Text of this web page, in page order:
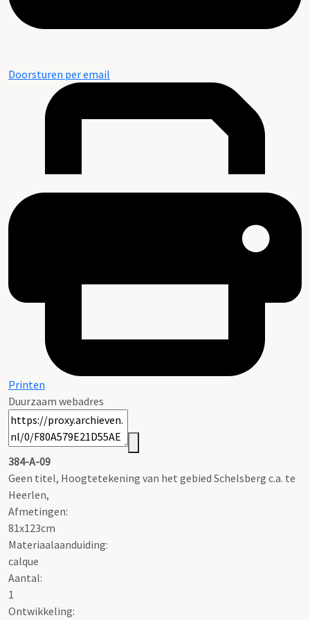
Doorsturen per email
Printen
Duurzaam webadres
384-A-09
Geen titel, Hoogtetekening van het gebied Schelsberg c.a. te
Heerlen,
Afmetingen:
81x123cm
Materiaalaanduiding:
calque
Aantal:
1
Ontwikkeling: